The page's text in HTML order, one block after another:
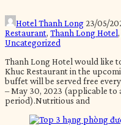
Hotel Thanh Long 23/05/
Restaurant, Thanh Long Hotel,
Uncategorized
Thanh Long Hotel would like
Khuc Restaurant in the
buffet will be served free
– May 30, 2023 (applicable to
period).Nutritious and